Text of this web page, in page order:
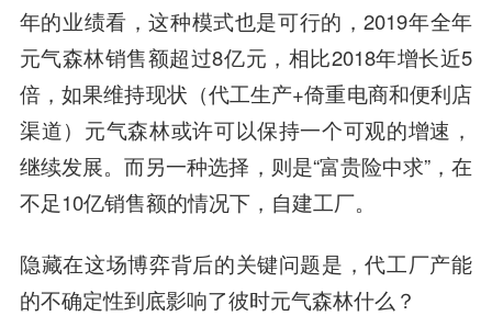
年的业绩看，这种模式也是可行的，2019年全年
元气森林销售额超过8亿元，相比2018年增长近5
倍，如果维持现状（代工生产+倚重电商和便利店
渠道）元气森林或许可以保持一个可观的增速，
继续发展。而另一种选择，则是“富贵险中求”，在
不足10亿销售额的情况下，自建工厂。
隐藏在这场博弈背后的关键问题是，代工厂产能
的不确定性到底影响了彼时元气森林什么？